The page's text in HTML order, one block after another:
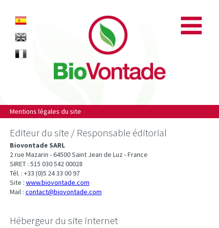
Biovontade
ES
EN
FR
Mentions légales du site
Editeur du site / Responsable éditorial
Biovontade SARL
2 rue Mazarin - 64500 Saint Jean de Luz - France
SIRET : 515 030 542 00028
Tél. : +33 (0)5 24 33 00 97
Site : www.biovontade.com
Mail : contact@biovontade.com
Hébergeur du site internet